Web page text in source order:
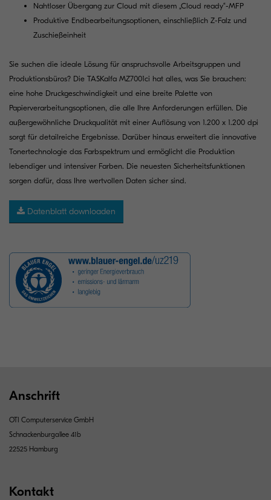
Nahtloser Übergang zur Cloud mit diesem „Cloud ready“-MFP
Produktive Endbearbeitungsoptionen, einschließlich Z-Falz und
Zuschießeinheit
Sie suchen die ideale Lösung für anspruchsvolle Arbeitsgruppen und
Produktionsbüros? Die TASKalfa MZ7001ci hat alles, was Sie brauchen:
eine hohe Druckgeschwindigkeit und eine breite Palette von
Papierverarbeitungsoptionen, die alle Ihre Anforderungen erfüllen. Die
außergewöhnliche Druckqualität mit einer Auflösung von 1.200 x 1.200 dpi
sorgt für detailreiche Ergebnisse. Darüber hinaus erweitert die innovative
Tonertechnologie das Farbspektrum und ermöglicht die Produktion
lebendiger und intensiver Farben. Die neuesten Sicherheitsfunktionen
sorgen dafür, dass Ihre wertvollen Daten sicher sind.
Datenblatt downloaden
Anschrift
OTI Computerservice GmbH
Schnackenburgallee 41b
22525 Hamburg
Kontakt